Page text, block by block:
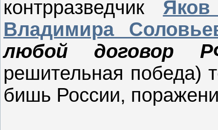
контрразведчик
Владимира
любой договор
решительная победа)
бишь России,